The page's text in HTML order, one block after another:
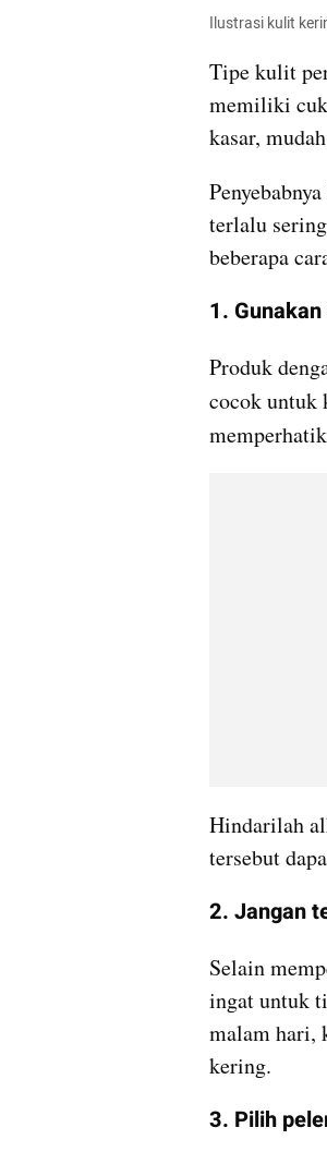
Ilustrasi kulit
Tipe kulit
memiliki
kasar,
terlalu
beberapa
1.
Produk
cocok untuk
Hindarilah
tersebut
2. Jangan
Selain
ingat untuk
malam hari,
kering.
3. Pilih